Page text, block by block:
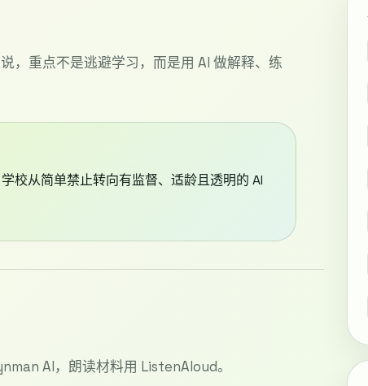
，重点不是逃避学习，而是用 AI 做解释、练
校从简单禁止转向有监督、适龄且透明的 AI
AI，朗读材料用 ListenAloud。